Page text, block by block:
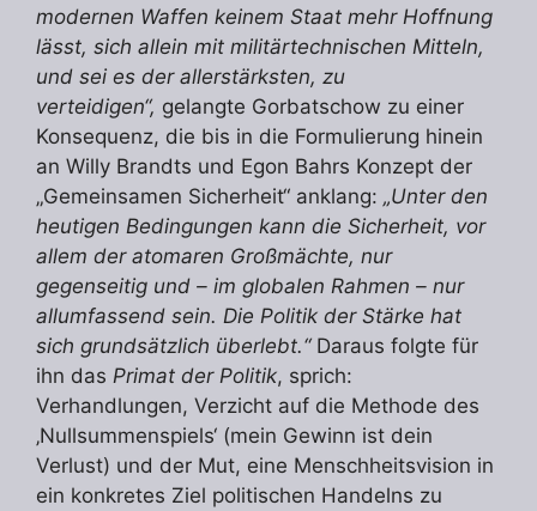
modernen Waffen keinem Staat mehr Hoffnung
lässt, sich allein mit militärtechnischen Mitteln,
und sei es der allerstärksten, zu
verteidigen“, gelangte Gorbatschow zu einer
Konsequenz, die bis in die Formulierung hinein
an Willy Brandts und Egon Bahrs Konzept der
„Gemeinsamen Sicherheit“ anklang: „Unter den
heutigen Bedingungen kann die Sicherheit, vor
allem der atomaren Großmächte, nur
gegenseitig und – im globalen Rahmen – nur
allumfassend sein. Die Politik der Stärke hat
sich grundsätzlich überlebt.“ Daraus folgte für
ihn das Primat der Politik, sprich:
Verhandlungen, Verzicht auf die Methode des
‚Nullsummenspiels‘ (mein Gewinn ist dein
Verlust) und der Mut, eine Menschheitsvision in
ein konkretes Ziel politischen Handelns zu